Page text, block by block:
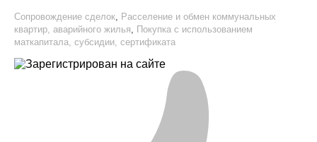
Сопровождение сделок, Расселение и обмен коммунальных
квартир, аварийного жилья, Покупка с использованием
маткапитала, субсидии, сертификата